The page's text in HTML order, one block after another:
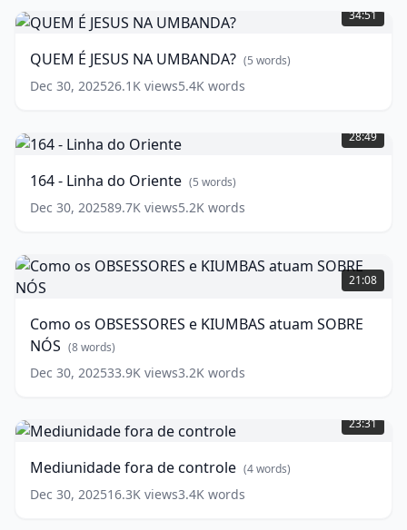
É
JESUS
UMBANDA?
(5
34:51
QUEM É JESUS NA UMBANDA? (5 words)
Dec 30, 202526.1K views5.4K words
-
Linha
Oriente
5
words)
28:49
164 - Linha do Oriente (5 words)
Dec 30, 202589.7K views5.2K words
Como
os
OBSESSORES
KIUMBAS
atuam
SOBRE
NÓS
21:08
Como os OBSESSORES e KIUMBAS atuam SOBRE
NÓS (8words)
Dec 30, 202533.9K views3.2K words
fora
de
words)
23:31
Mediunidade fora de controle (4words)
Dec 30, 202516.3K views3.4K words